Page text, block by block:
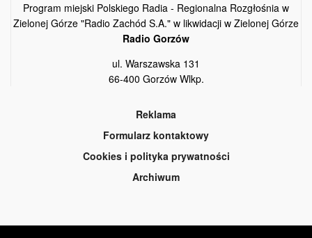
Program miejski Polskiego Radia - Regionalna Rozgłośnia w
Zielonej Górze "Radio Zachód S.A." w likwidacji w Zielonej Górze
Radio Gorzów
ul. Warszawska 131
66-400 Gorzów Wlkp.
Reklama
Formularz kontaktowy
Cookies i polityka prywatności
Archiwum